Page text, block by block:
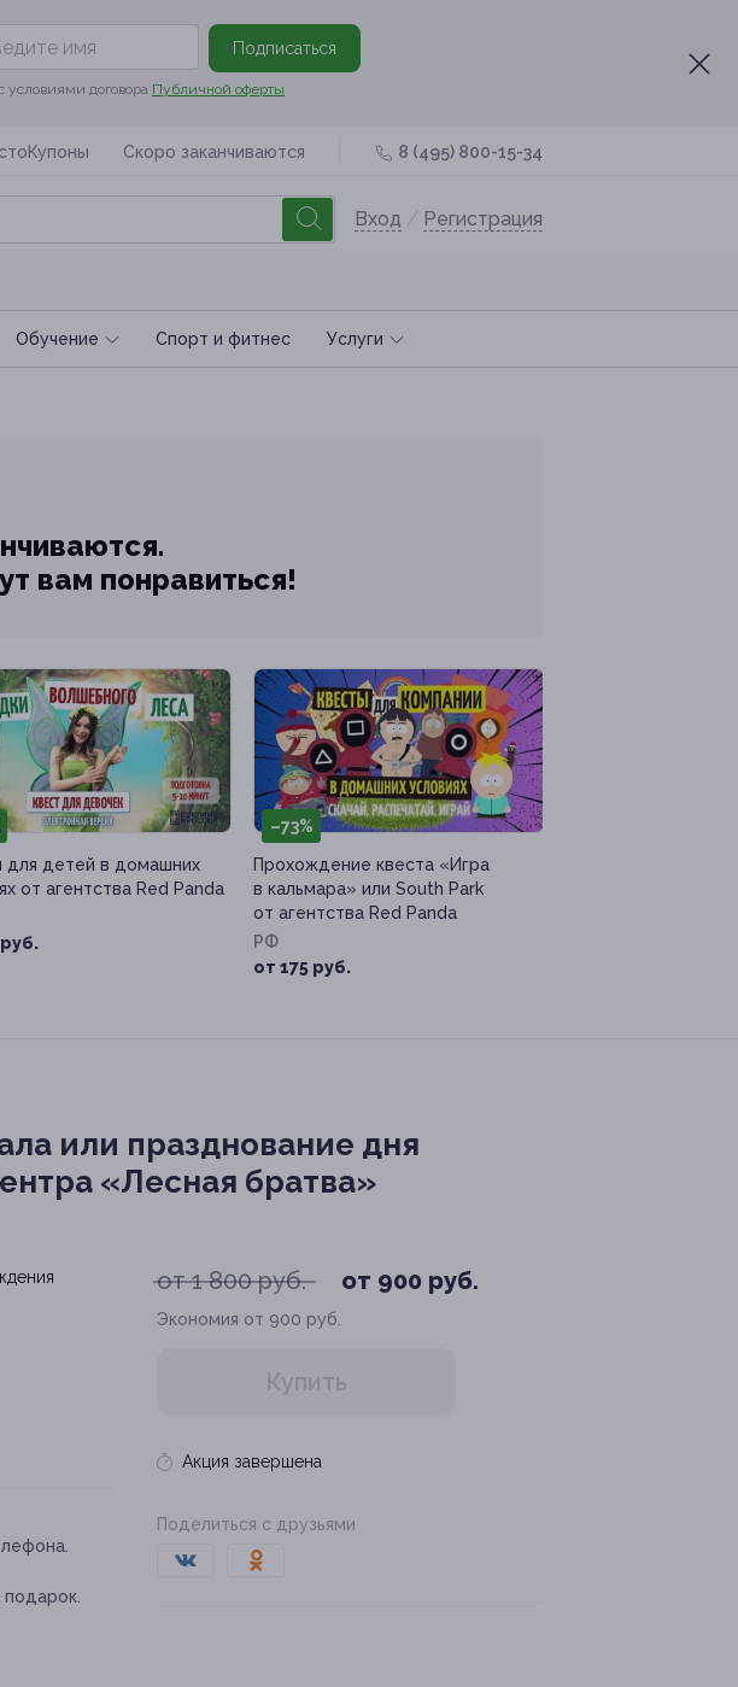
Подписаться
условиями договора Публичной оферты
Скоро заканчиваются 8 (495) 800-15-34
Вход / Регистрация
Обучение Спoрт и фитнес Услуги
вам понравиться!
для детей в домашних
от агентства Red Panda
–73%
Прохождение квеста «Игра
в кальмара» или South Park
от агентства Red Panda
РФ
от 175 руб.
или празднование дня
«Лесная братва»
от 1 800 руб. от 900 руб.
Экономия от 900 руб.
Купить
Акция завершена
Поделиться с друзьями